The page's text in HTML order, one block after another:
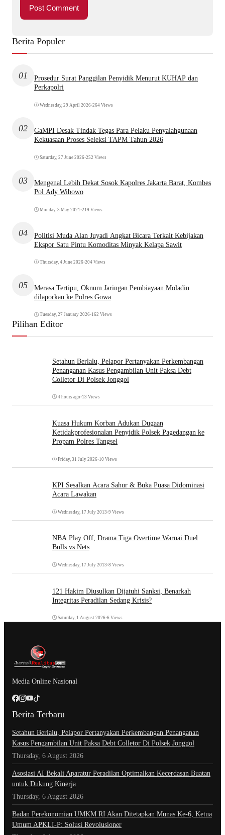
Berita Populer
01
Prosedur Surat Panggilan Penyidik Menurut KUHAP dan
Perkapolri
Wednesday, 29 April 2026•264 Views
02
GaMPI Desak Tindak Tegas Para Pelaku Penyalahgunaan
Kekuasaan Proses Seleksi TAPM Tahun 2026
Saturday, 27 June 2026•252 Views
03
Mengenal Lebih Dekat Sosok Kapolres Jakarta Barat, Kombes
Pol Ady Wibowo
Monday, 3 May 2021 •219 Views
04
Politisi Muda Alan Juyadi Angkat Bicara Terkait Kebijakan
Ekspor Satu Pintu Komoditas Minyak Kelapa Sawit
Thursday, 4 June 2026•204 Views
05
Merasa Tertipu, Oknum Jaringan Pembiayaan Moladin
dilaporkan ke Polres Gowa
Tuesday, 27 January 2026•162 Views
Pilihan Editor
Setahun Berlalu, Pelapor Pertanyakan Perkembangan
Penanganan Kasus Pengambilan Unit Paksa Debt
Colletor Di Polsek Jonggol
4 hours ago •13 Views
Kuasa Hukum Korban Adukan Dugaan
Ketidakprofesionalan Penyidik Polsek Pagedangan ke
Propam Polres Tangsel
Friday, 31 July 2026•10 Views
KPI Sesalkan Acara Sahur & Buka Puasa Didominasi
Acara Lawakan
Wednesday, 17 July 2013 •9 Views
NBA Play Off, Drama Tiga Overtime Warnai Duel
Bulls vs Nets
Wednesday, 17 July 2013 •8 Views
121 Hakim Diusulkan Dijatuhi Sanksi, Benarkah
Integritas Peradilan Sedang Krisis?
Saturday, 1 August 2026•6 Views
Media Online Nasional
Berita Terbaru
Setahun Berlalu, Pelapor Pertanyakan Perkembangan Penanganan
Kasus Pengambilan Unit Paksa Debt Colletor Di Polsek Jonggol
Thursday, 6 August 2026
Asosiasi AI Bekali Aparatur Peradilan Optimalkan Kecerdasan Buatan
untuk Dukung Kinerja
Thursday, 6 August 2026
Badan Perekonomian UMKM RI Akan Ditetapkan Munas Ke-6, Ketua
Umum APKLI-P: Solusi Revolusioner